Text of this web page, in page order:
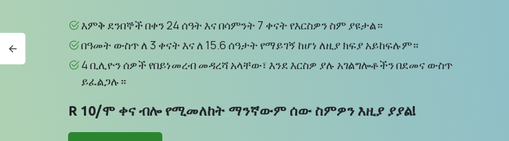
እምቅ ደንበኞች በቀን 24 ሰዓት እና በሳምንት 7 ቀናት የእርስዎን ስም ያዩታል።
በዓመት ውስጥ ለ 3 ቀናት እና ለ 15.6 ሰዓታት የማይገኝ ከሆነ ለዚያ ክፍያ አይከፍሉም።
4 ቢሊዮን ሰዎች የበይነመረብ መዳረሻ አላቸው፣ እንደ እርስዎ ያሉ አገልግሎቶችን በደመና ውስጥ
ይፈልጋሉ።
R 10/ሞ ቀና ብሎ የሚመለከት ማንኛውም ሰው ስምዎን እዚያ ያያል!